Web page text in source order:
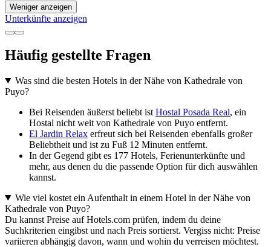
Weniger anzeigen
Unterkünfte anzeigen
Häufig gestellte Fragen
Was sind die besten Hotels in der Nähe von Kathedrale von
Puyo?
Bei Reisenden äußerst beliebt ist Hostal Posada Real, ein
Hostal nicht weit von Kathedrale von Puyo entfernt.
El Jardin Relax erfreut sich bei Reisenden ebenfalls großer
Beliebtheit und ist zu Fuß 12 Minuten entfernt.
In der Gegend gibt es 177 Hotels, Ferienunterkünfte und
mehr, aus denen du die passende Option für dich auswählen
kannst.
Wie viel kostet ein Aufenthalt in einem Hotel in der Nähe von
Kathedrale von Puyo?
Du kannst Preise auf Hotels.com prüfen, indem du deine
Suchkriterien eingibst und nach Preis sortierst. Vergiss nicht: Preise
variieren abhängig davon, wann und wohin du verreisen möchtest.